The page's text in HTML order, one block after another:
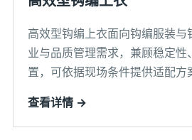
高效型钩编上衣面向钩编服装与
业与品质管理需求，兼顾稳定性
置，可依据现场条件提供适配方
查看详情 →